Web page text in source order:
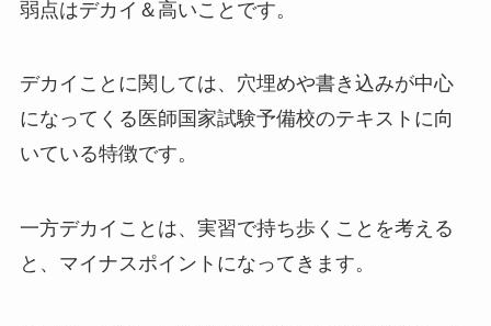
弱点はデカイ＆高いことです。
デカイことに関しては、穴埋めや書き込みが中心
になってくる医師国家試験予備校のテキストに向
いている特徴です。
一方デカイことは、実習で持ち歩くことを考える
と、マイナスポイントになってきます。